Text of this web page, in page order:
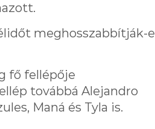
meghosszabbítják-e
fő fellépője
továbbá Alejandro
Maná és Tyla is.